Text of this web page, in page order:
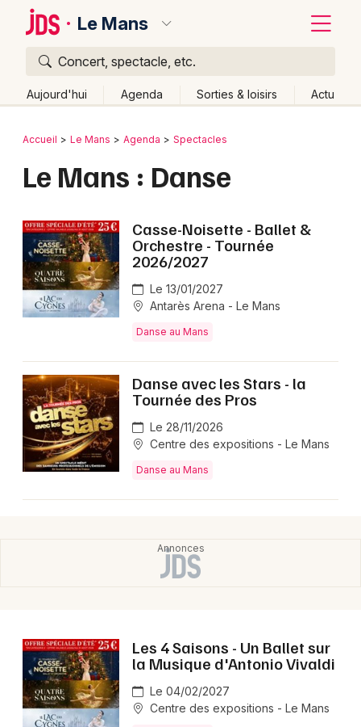
Le Mans
Concert, spectacle, etc.
Aujourd'hui Agenda Sorties & loisirs Actu
Publier un événement
Grands événements
Activité & Expérience
Manifestations
Spectacles
Concerts
Sports
Danse dans la Sarthe
Danse dans les Pays de la Loire
Bordeaux
Lille
Lyon
Marseille
Nantes
Nice
Paris
Strasbourg
Retour
Accueil Le Mans Agenda Spectacles
Le Mans : Danse
Casse-Noisette - Ballet &
Orchestre - Tournée
2026/2027
Le 13/01/2027
Antarès Arena - Le Mans
Danse au Mans
Danse avec les Stars - la
Tournée des Pros
Le 28/11/2026
Centre des expositions - Le Mans
Danse au Mans
Les 4 Saisons - Un Ballet sur
la Musique d'Antonio Vivaldi
Le 04/02/2027
Centre des expositions - Le Mans
Quoi ?
Où ?
Partout
Près de moi Changer de lieu
Aujourd'hui
Demain Ce week-end Autre